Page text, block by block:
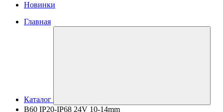
Новинки
Главная
Каталог
B60 IP20-IP68 24V 10-14mm